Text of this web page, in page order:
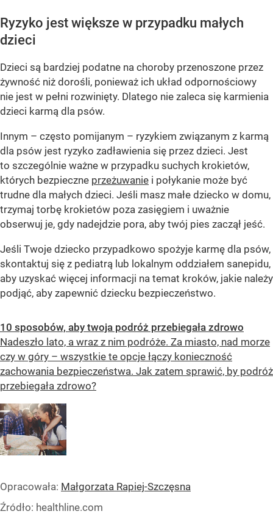
Ryzyko jest większe w przypadku małych
dzieci
Dzieci są bardziej podatne na choroby przenoszone przez
żywność niż dorośli, ponieważ ich układ odpornościowy
nie jest w pełni rozwinięty. Dlatego nie zaleca się karmienia
dzieci karmą dla psów.
Innym – często pomijanym – ryzykiem związanym z karmą
dla psów jest ryzyko zadławienia się przez dzieci. Jest
to szczególnie ważne w przypadku suchych krokietów,
których bezpieczne przeżuwanie i połykanie może być
trudne dla małych dzieci. Jeśli masz małe dziecko w domu,
trzymaj torbę krokietów poza zasięgiem i uważnie
obserwuj je, gdy nadejdzie pora, aby twój pies zaczął jeść.
Jeśli Twoje dziecko przypadkowo spożyje karmę dla psów,
skontaktuj się z pediatrą lub lokalnym oddziałem sanepidu,
aby uzyskać więcej informacji na temat kroków, jakie należy
podjąć, aby zapewnić dziecku bezpieczeństwo.
10 sposobów, aby twoja podróż przebiegała zdrowo
Nadeszło lato, a wraz z nim podróże. Za miasto, nad morze
czy w góry – wszystkie te opcje łączy konieczność
zachowania bezpieczeństwa. Jak zatem sprawić, by podróż
przebiegała zdrowo?
Opracowała: Małgorzata Rapiej-Szczęsna
Źródło: healthline.com